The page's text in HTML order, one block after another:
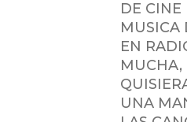
DE
MUSICA
EN
MUCHA,
UNA